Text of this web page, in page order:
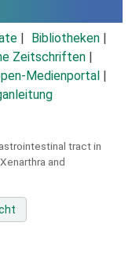
Bibliotheken
Zeitschriften
Medienportal
tract in
and